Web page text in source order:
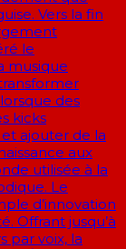
Vers la fin
le
musique
des
kicks
ajouter de la
aux
utilisée à la
Le
d’innovation
Offrant jusqu’à
par voix, la